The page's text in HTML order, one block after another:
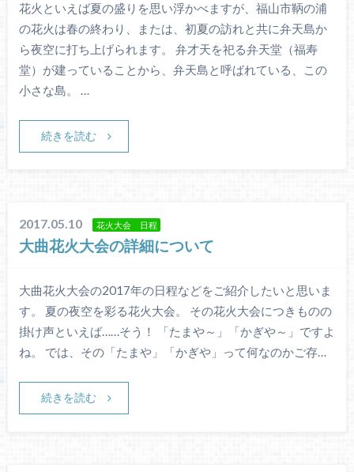
花火といえば夏の盛りを思い浮かべますが、福山市鞆の浦
の花火は春の終わり、または、初夏の訪れと共に弁天島か
ら夜空に打ち上げられます。 弁才天を祀る弁天堂（福寿
堂）が建っていることから、弁天島と呼ばれている、この
小さな島。 …
続きを読む
2017.05.10 花火大会 日程
大曲花火大会の詳細について
大曲花火大会の2017年の日程などをご紹介したいと思いま
す。 夏の夜空を彩る花火大会。 その花火大会につきものの
掛け声といえば……そう！ 「たまや～」「かぎや～」ですよ
ね。 では、その「たまや」「かぎや」って何なのかご存…
続きを読む